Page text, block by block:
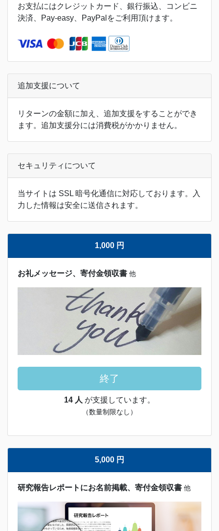
お支払にはクレジットカード、銀行振込、コンビニ
決済、Pay-easy、PayPalをご利用頂けます。
追加支援について
リターンの金額に加え、追加支援をすることができ
ます。追加支援分には消費税がかかりません。
セキュリティについて
当サイトは SSL 暗号化通信に対応しております。入
力した情報は安全に送信されます。
1,000 円
お礼メッセージ、寄付金領収書 他
終了
14 人 が支援しています。
（数量制限なし）
5,000 円
研究報告レポートにお名前掲載、寄付金領収書 他